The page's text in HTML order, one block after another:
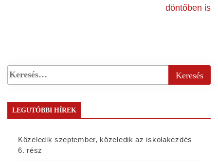
döntőben is
LEGUTÓBBI HÍREK
Közeledik szeptember, közeledik az iskolakezdés
6. rész